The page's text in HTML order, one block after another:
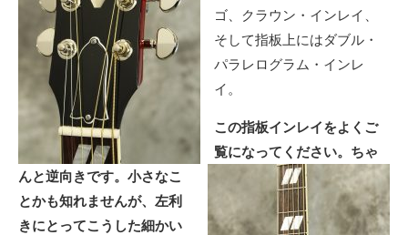
ゴ、クラウン・インレイ、
そして指板上にはダブル・
パラレログラム・インレ
イ。
この指板インレイをよくご
覧になってください。ちゃ
んと逆向きです。小さなこ
とかも知れませんが、左利
きにとってこうした細かい